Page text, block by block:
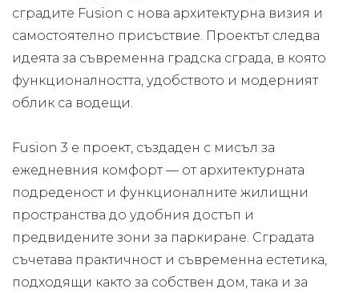
сградите Fusion с нова архитектурна визия и
самостоятелно присъствие. Проектът следва
идеята за съвременна градска сграда, в която
функционалността, удобството и модерният
облик са водещи.
Fusion 3 е проект, създаден с мисъл за
ежедневния комфорт — от архитектурната
подреденост и функционалните жилищни
пространства до удобния достъп и
предвидените зони за паркиране. Сградата
съчетава практичност и съвременна естетика,
подходящи както за собствен дом, така и за